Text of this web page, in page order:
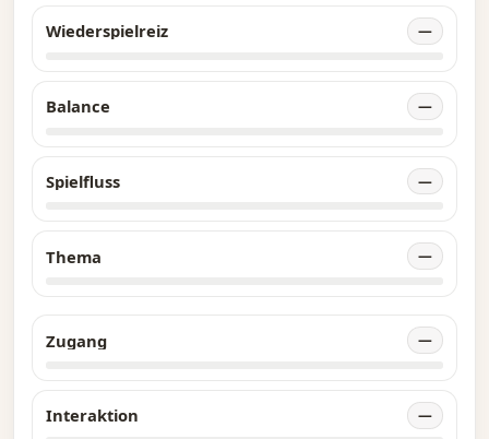
Wiederspielreiz —
Balance —
Spielfluss —
Thema —
Zugang —
Interaktion —